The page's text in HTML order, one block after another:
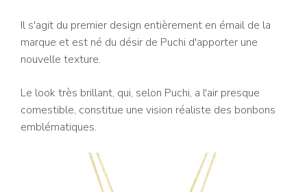
Il s'agit du premier design entièrement en émail de la
marque et est né du désir de Puchi d'apporter une
nouvelle texture.
Le look très brillant, qui, selon Puchi, a l'air presque
comestible, constitue une vision réaliste des bonbons
emblématiques.